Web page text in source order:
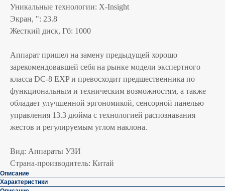
Уникальные технологии: X-Insight
Экран, ": 23.8
Жесткий диск, Гб: 1000
Аппарат пришел на замену предыдущей хорошо
зарекомендовавшей себя на рынке модели экспертного
класса DC-8 EXP и превосходит предшественника по
функциональным и техническим возможностям, а также
обладает улучшенной эргономикой, сенсорной панелью
управления 13.3 дюйма с технологией распознавания
жестов и регулируемым углом наклона.
Вид: Аппараты УЗИ
Страна-производитель: Китай
Описание
Характеристики